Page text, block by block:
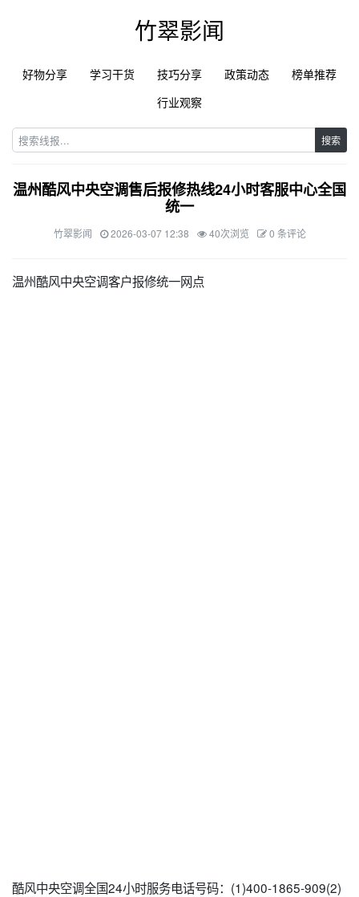
竹翠影闻
好物分享 学习干货 技巧分享 政策动态
榜单推荐
行业观察
搜索
温州酷风中央空调售后报修热线24小时客服中心全国
统一
竹翠影闻 2026-03-07 12:38 40次浏览 0 条评论
温州酷风中央空调客户报修统一网点
酷风中央空调全国24小时服务电话号码：(1)400-1865-909(2)